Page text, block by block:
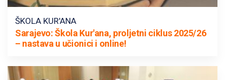
ŠKOLA KUR'ANA
Sarajevo: Škola Kur'ana, proljetni ciklus 2025/26
– nastava u učionici i online!